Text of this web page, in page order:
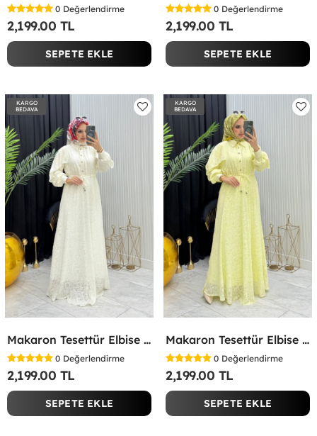
0 Değerlendirme
2,199.00 TL
SEPETE EKLE
0 Değerlendirme
2,199.00 TL
SEPETE EKLE
KARGO
BEDAVA
Makaron Tesettür Elbise Beyaz Beyaz
0 Değerlendirme
2,199.00 TL
SEPETE EKLE
KARGO
BEDAVA
Makaron Tesettür Elbise Sarı Sarı
0 Değerlendirme
2,199.00 TL
SEPETE EKLE